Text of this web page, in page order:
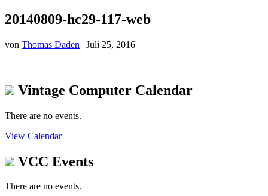
20140809-hc29-117-web
von Thomas Daden | Juli 25, 2016
Vintage Computer Calendar
There are no events.
View Calendar
VCC Events
There are no events.